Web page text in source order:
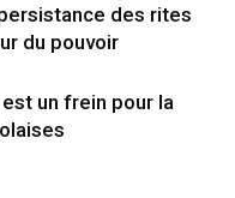
des rites
du pouvoir
un frein pour la